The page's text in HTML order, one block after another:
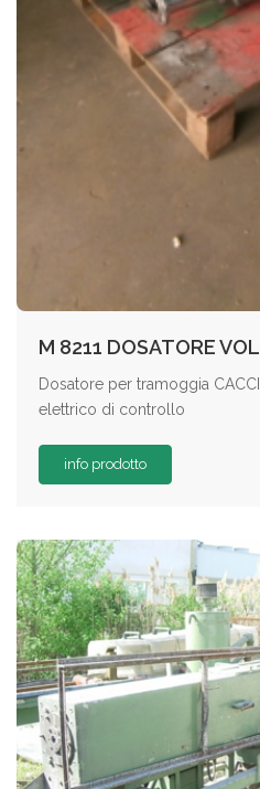
M 8211 DOSATORE
Dosatore per tramoggia
elettrico di controllo
info prodotto